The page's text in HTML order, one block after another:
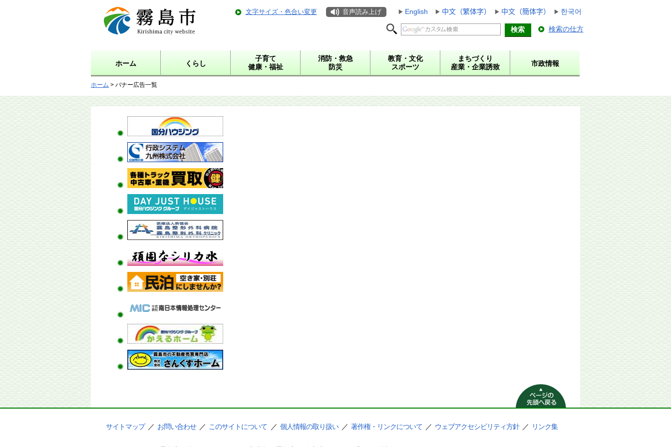
霧島市 Kirishima city
website
文字サイズ・色合い変更 音声読み上げ English 中文（繁体字） 中文（簡体字） 한국어
検索の仕方
ホーム くらし
子育て
健康・福祉
消防・救急
防災
教育・文化
スポーツ
まちづくり
産業・企業誘致
市政情報
ホーム > バナー広告一覧
ページの先頭へ
戻る
サイトマップ ／ お問い合わせ ／ このサイトについて ／ 個人情報の取り扱い ／ 著作権・リンクについて ／ ウェブアクセシビリティ方針 ／ リンク集